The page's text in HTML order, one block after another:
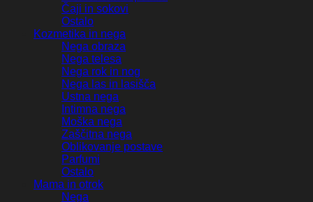
Čaji in sokovi
Ostalo
Kozmetika in nega
Nega obraza
Nega telesa
Nega rok in nog
Nega las in lasišča
Ustna nega
Intimna nega
Moška nega
Zaščitna nega
Oblikovanje postave
Parfumi
Ostalo
Mama in otrok
Nega